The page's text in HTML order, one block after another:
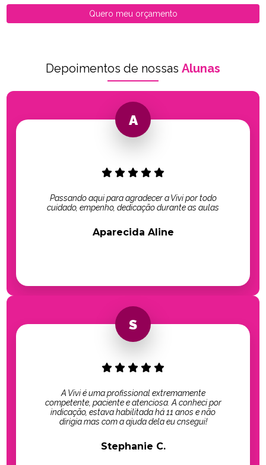
Quero meu orçamento
Depoimentos de nossas Alunas
Passando aqui para agradecer a Vivi por todo
cuidado, empenho, dedicação durante as aulas
Aparecida Aline
A Vivi é uma profissional extremamente
competente, paciente e atenciosa. A conheci por
indicação, estava habilitada há 11 anos e não
dirigia mas com a ajuda dela eu cnsegui!
Stephanie C.